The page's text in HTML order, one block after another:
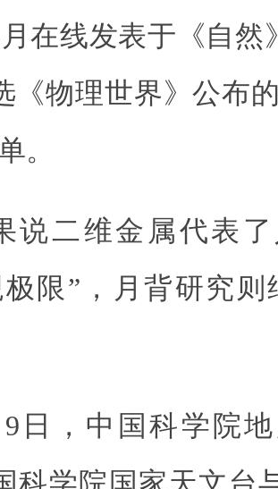
在线发表于《自然
《物理世界》公布
。
说二维金属代表
极限”，月背研究
9日，中国科学院